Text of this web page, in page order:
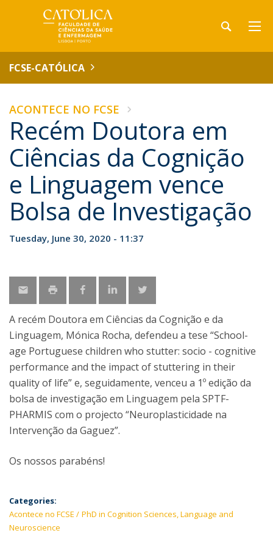
FCSE-CATÓLICA
ACONTECE NO FCSE
Recém Doutora em
Ciências da Cognição
e Linguagem vence
Bolsa de Investigação
Tuesday, June 30, 2020 - 11:37
A recém Doutora em Ciências da Cognição e da
Linguagem, Mónica Rocha, defendeu a tese “School-
age Portuguese children who stutter: socio - cognitive
performance and the impact of stuttering in their
quality of life” e, seguidamente, venceu a 1º edição da
bolsa de investigação em Linguagem pela SPTF-
PHARMIS com o projecto “Neuroplasticidade na
Intervenção da Gaguez”.
Os nossos parabéns!
Categories:
Acontece no FCSE
PhD in Cognition Sciences, Language and
Neuroscience